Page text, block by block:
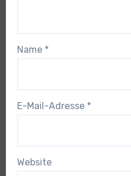
Name *
E-Mail-Adresse *
Website